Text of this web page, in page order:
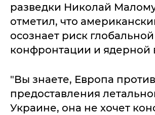
разведки Николай
отметил, что
осознает риск глобальной
конфронтации и ядерной
"Вы знаете, Европа против
предоставления
Украине, она не хочет